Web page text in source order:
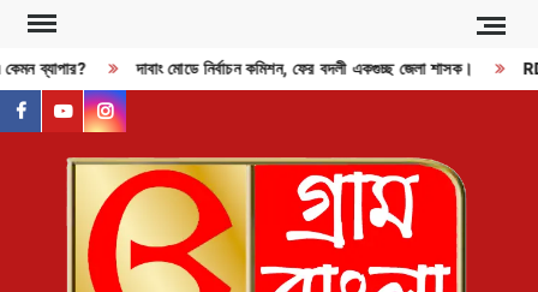
Skip
content
ব্যাপার? দাবাং মোডে নির্বাচন কমিশন, ফের বদলী একগুচ্ছ জেলা শাসক।
facebook
youtubeinstagram